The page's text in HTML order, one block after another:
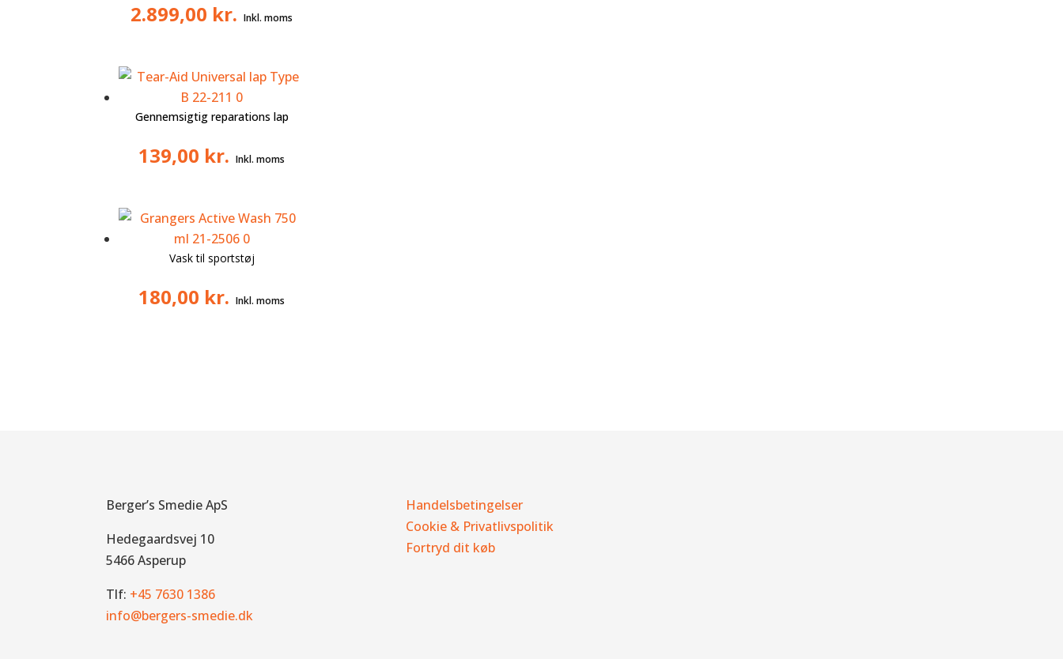
2.899,00 kr.
Gennemsigtig reparations lap
139,00 kr.
Vask til sportstøj
180,00 kr.
Berger’s Smedie ApS
Hedegaardsvej 10
5466 Asperup
Tlf: +45 7630 1386
info@bergers-smedie.dk
Handelsbetingelser
Cookie & Privatlivspolitik
Fortryd dit køb